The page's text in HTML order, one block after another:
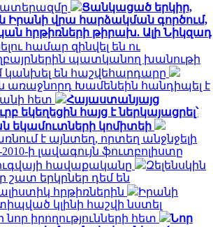
Ցանկացած երկիր,
Իրանի վրա հարձակման գործում,
հրթիռների թիրախ. Ալի Նիկզադ
համար զինվել են ու
պատկանող խանութի
կանխել են հաշվեհարդարը
առաջնորդ Խամենեին հանդիպել է
հետ
Հայաստանյայց
եկեղեցին հայց է ներկայացրել՝
եկամուտների կոմիտեի
է այնտեղ, որտեղ անջնջելի
ի լավագույն ֆուտբոլիստը
հավաքականը
Զելենսկին
շատ երկրներ դեմ են
հրթիռներին
Իրանի
կլինի հաշվի նստել
նոր իրողությունների հետ
Նոր